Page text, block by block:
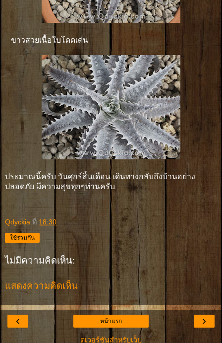
ขาวสวยเนื้อใบโดดเด่น
ประมาณนี้ครับ วันศุกร์สิ้นเดือน เดินทางกลับถึงบ้านอย่าง
ปลอดภัย มีความสุขทุกๆท่านครับ
Qdyckia ที่ 18:30
ใช้ร่วมกัน
ไม่มีความคิดเห็น:
แสดงความคิดเห็น
‹ ›
หน้าแรก
ดูเวอร์ชันสำหรับเว็บ